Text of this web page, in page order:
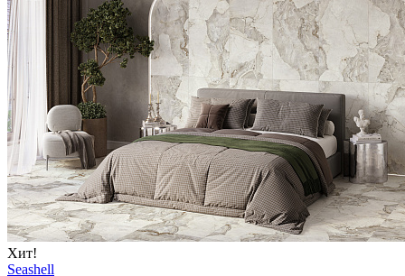
Хит!
Seashell